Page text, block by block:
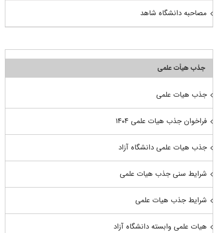
مصاحبه دانشگاه شاهد
جذب هیأت علمی
جذب هیات علمی
فراخوان جذب هیات علمی ۱۴۰۴
جذب هیات علمی دانشگاه آزاد
شرایط سنی جذب هیات علمی
شرایط جذب هیات علمی
هیات علمی وابسته دانشگاه آزاد